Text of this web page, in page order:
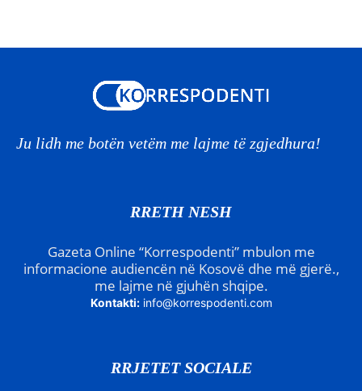
Ju lidh me botën vetëm me lajme të zgjedhura!
RRETH NESH
Gazeta Online “Korrespodenti” mbulon me
informacione audiencën në Kosovë dhe më gjerë.,
me lajme në gjuhën shqipe.
Kontakti: info@korrespodenti.com
RRJETET SOCIALE